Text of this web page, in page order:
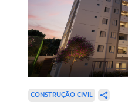
CONSTRUÇÃO CIVIL